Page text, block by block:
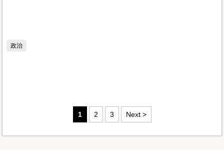
政治
1 2 3 Next >